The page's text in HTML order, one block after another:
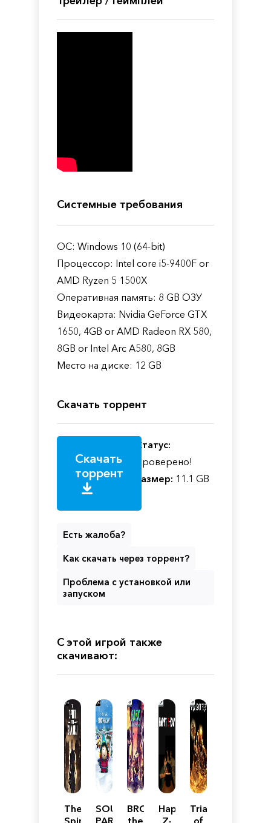
Системные требования
ОС: Windows 10 (64-bit)
Процессор: Intel core i5-9400F or
AMD Ryzen 5 1500X
Оперативная память: 8 GB ОЗУ
Видеокарта: Nvidia GeForce GTX
1650, 4GB or AMD Radeon RX 580,
8GB or Intel Arc A580, 8GB
Место на диске: 12 GB
Скачать торрент
Скачать
торрент
Статус:
Проверено!
Размер: 11.1 GB
Есть жалоба?
Как скачать через торрент?
Проблема с установкой или
запуском
С этой игрой также
скачивают:
The
Spirit
SOUTH
PARK
BROK
the
Happy
Z-
Trials
of